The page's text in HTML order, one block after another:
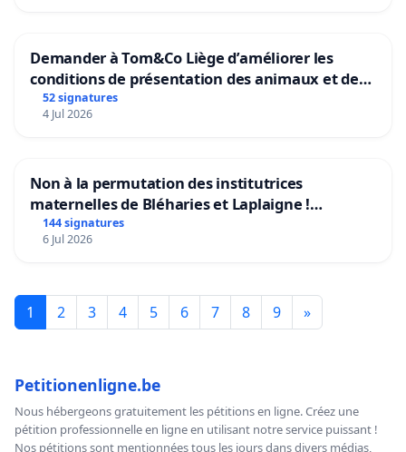
Demander à Tom&Co Liège d’améliorer les
conditions de présentation des animaux et de
mettre fin à la vente d’animaux en magasin
52 signatures
4 Jul 2026
Non à la permutation des institutrices
maternelles de Bléharies et Laplaigne !
Préservons la stabilité de nos enfants.
144 signatures
6 Jul 2026
1 2 3 4 5 6 7 8 9 »
Petitionenligne.be
Nous hébergeons gratuitement les pétitions en ligne. Créez une
pétition professionnelle en ligne en utilisant notre service puissant !
Nos pétitions sont mentionnées tous les jours dans divers médias,